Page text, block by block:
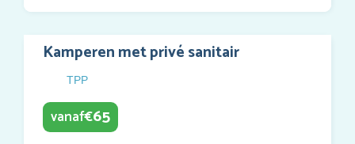
Kamperen met privé sanitair
TPP
vanaf€65